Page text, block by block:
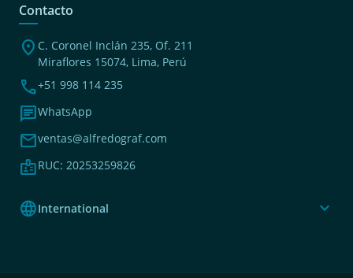
Contacto
location_on C. Coronel Inclán 235, Of. 211
Miraflores 15074, Lima, Perú
phone+51 998 114 235
chatWhatsApp
mailventas@alfredograf.com
badgeRUC: 20253259826
languageInternational expand_more